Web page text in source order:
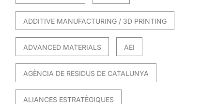
ADDITIVE MANUFACTURING / 3D PRINTING
ADVANCED MATERIALS AEI
AGÈNCIA DE RESIDUS DE CATALUNYA
ALIANCES ESTRATÈGIQUES